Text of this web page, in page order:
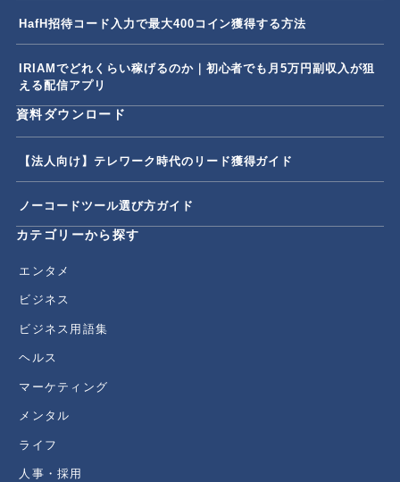
HafH招待コード入力で最大400コイン獲得する方法
IRIAMでどれくらい稼げるのか｜初心者でも月5万円副収入が狙
える配信アプリ
資料ダウンロード
【法人向け】テレワーク時代のリード獲得ガイド
ノーコードツール選び方ガイド
カテゴリーから探す
エンタメ
ビジネス
ビジネス用語集
ヘルス
マーケティング
メンタル
ライフ
人事・採用